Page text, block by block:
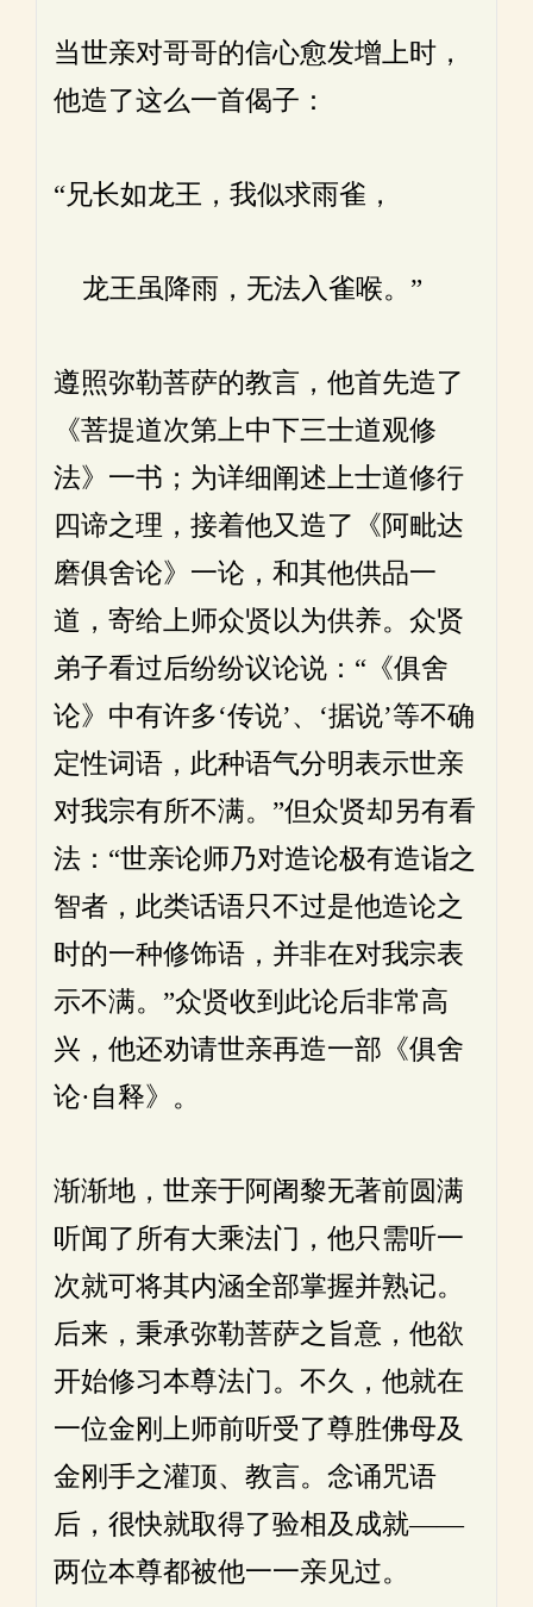
当世亲对哥哥的信心愈发增上时，
他造了这么一首偈子：
“兄长如龙王，我似求雨雀，
龙王虽降雨，无法入雀喉。”
遵照弥勒菩萨的教言，他首先造了
《菩提道次第上中下三士道观修
法》一书；为详细阐述上士道修行
四谛之理，接着他又造了《阿毗达
磨俱舍论》一论，和其他供品一
道，寄给上师众贤以为供养。众贤
弟子看过后纷纷议论说：“《俱舍
论》中有许多‘传说’、‘据说’等不确
定性词语，此种语气分明表示世亲
对我宗有所不满。”但众贤却另有看
法：“世亲论师乃对造论极有造诣之
智者，此类话语只不过是他造论之
时的一种修饰语，并非在对我宗表
示不满。”众贤收到此论后非常高
兴，他还劝请世亲再造一部《俱舍
论·自释》。
渐渐地，世亲于阿阇黎无著前圆满
听闻了所有大乘法门，他只需听一
次就可将其内涵全部掌握并熟记。
后来，秉承弥勒菩萨之旨意，他欲
开始修习本尊法门。不久，他就在
一位金刚上师前听受了尊胜佛母及
金刚手之灌顶、教言。念诵咒语
后，很快就取得了验相及成就——
两位本尊都被他一一亲见过。